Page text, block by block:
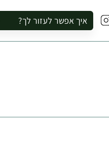
איך אפשר לעזור לך?
להזמין סיור לקבוצה
לתאם ביקור בצריף